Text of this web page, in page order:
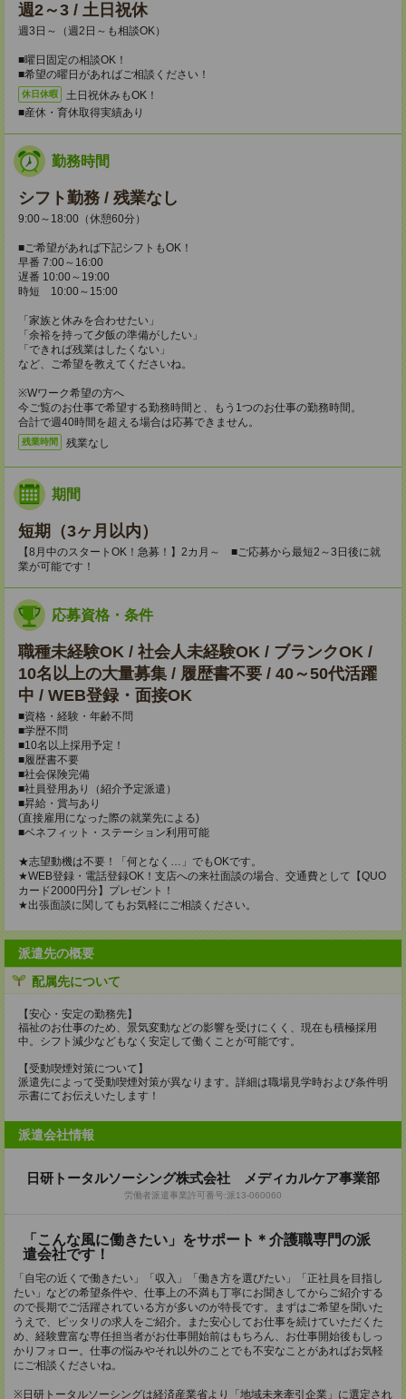
週2～3 / 土日祝休
週3日～（週2日～も相談OK）
■曜日固定の相談OK！
■希望の曜日があればご相談ください！
休日休暇
土日祝休みもOK！
■産休・育休取得実績あり
勤務時間
シフト勤務 / 残業なし
9:00～18:00（休憩60分）
■ご希望があれば下記シフトもOK！
早番 7:00～16:00
遅番 10:00～19:00
時短 10:00～15:00
「家族と休みを合わせたい」
「余裕を持って夕飯の準備がしたい」
「できれば残業はしたくない」
など、ご希望を教えてくださいね。
※Wワーク希望の方へ
今ご覧のお仕事で希望する勤務時間と、もう1つのお仕事の勤務時間。
合計で週40時間を超える場合は応募できません。
残業時間 残業なし
期間
短期（3ヶ月以内）
【8月中のスタートOK！急募！】2カ月～ ■ご応募から最短2～3日後に就
業が可能です！
応募資格・条件
職種未経験OK / 社会人未経験OK / ブランクOK /
10名以上の大量募集 / 履歴書不要 / 40～50代活躍
中 / WEB登録・面接OK
■資格・経験・年齢不問
■学歴不問
■10名以上採用予定！
■履歴書不要
■社会保険完備
■社員登用あり（紹介予定派遣）
■昇給・賞与あり
(直接雇用になった際の就業先による)
■ベネフィット・ステーション利用可能
★志望動機は不要！「何となく…」でもOKです。
★WEB登録・電話登録OK！支店への来社面談の場合、交通費として【QUO
カード2000円分】プレゼント！
★出張面談に関してもお気軽にご相談ください。
派遣先の概要
配属先について
【安心・安定の勤務先】
福祉のお仕事のため、景気変動などの影響を受けにくく、現在も積極採用
中。シフト減少などもなく安定して働くことが可能です。
【受動喫煙対策について】
派遣先によって受動喫煙対策が異なります。詳細は職場見学時および条件明
示書にてお伝えいたします！
派遣会社情報
日研トータルソーシング株式会社 メディカルケア事業部
労働者派遣事業許可番号:派13-060060
「こんな風に働きたい」をサポート＊介護職専門の派
遣会社です！
「自宅の近くで働きたい」「収入」「働き方を選びたい」「正社員を目指し
たい」などの希望条件や、仕事上の不満も丁寧にお聞きしてからご紹介する
ので長期でご活躍されている方が多いのが特長です。まずはご希望を聞いた
うえで、ピッタリの求人をご紹介。また安心してお仕事を続けていただくた
め、経験豊富な専任担当者がお仕事開始前はもちろん、お仕事開始後もしっ
かりフォロー。仕事の悩みやそれ以外のことでも不安なことがあればお気軽
にご相談くださいね。
※日研トータルソーシングは経済産業省より「地域未来牽引企業」に選定され